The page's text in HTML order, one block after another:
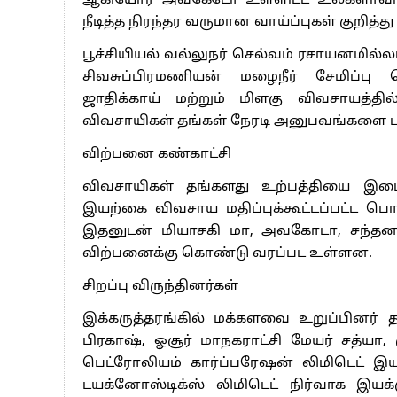
நீடித்த நிரந்தர வருமான வாய்ப்புகள்
பூச்சியியல் வல்லுநர் செல்வம்
சிவசுப்பிரமணியன் மழைநீர் சேமிப்பு
ஜாதிக்காய் மற்றும் மிளகு
விவசாயிகள் தங்கள் நேரடி அனுபவங்களை
விற்பனை கண்காட்சி
விவசாயிகள் தங்களது உற்பத்தியை
இயற்கை விவசாய மதிப்புக்கூட்டப்பட்ட
இதனுடன் மியாசகி மா, அவகோடா,
விற்பனைக்கு கொண்டு வரப்பட உள்ளன.
சிறப்பு விருந்தினர்கள்
இக்கருத்தரங்கில் மக்களவை உறுப்பினர்
பிரகாஷ், ஓசூர் மாநகராட்சி மேயர்
பெட்ரோலியம் கார்ப்பரேஷன் லிமிடெட்
டயக்னோஸ்டிக்ஸ் லிமிடெட் நிர்வாக